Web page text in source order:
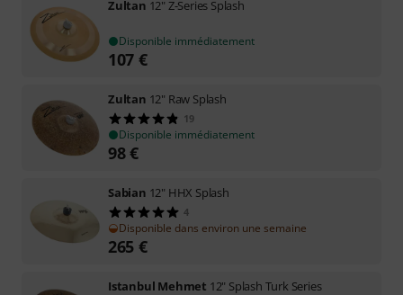
Zultan 12" Z-Series Splash
Disponible immédiatement
107 €
Zultan 12" Raw Splash
19
Disponible immédiatement
98€
Sabian 12" HHX Splash
4
Disponible dans environ une semaine
265 €
Istanbul Mehmet 12" Splash Turk Series